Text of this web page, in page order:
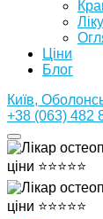
Ціни
Блог
Київ,
+38 (063) 482